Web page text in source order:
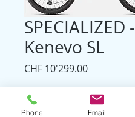
SPECIALIZED -
Kenevo SL
CHF 10'299.00Prezzo
Sito ufficiale
Phone Email